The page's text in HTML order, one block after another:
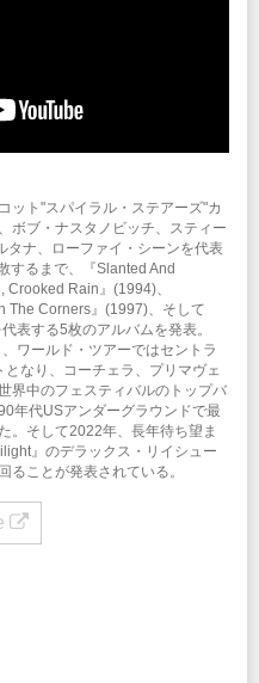
はS席をご購入の上、
イン
ット"スパイラル・ステアーズ"カ
ボブ・ナスタノビッチ、スティー
タナ、ローファイ・シーンを代表
するまで、『Slanted And
Rain』(1994)、
The Corners』(1997)、そして
表する5枚のアルバムを発表。
ワールド・ツアーではセントラ
なり、コーチェラ、プリマヴェ
界中のフェスティバルのトップバ
年代USアンダーグラウンドで最
。そして2022年、長年待ち望ま
』のデラックス・リイシュー
ることが発表されている。